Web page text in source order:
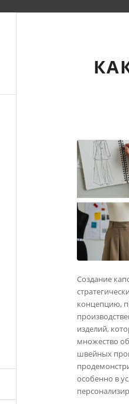
Создание
концепцию,
изделий,
множество
швейных
особенно в